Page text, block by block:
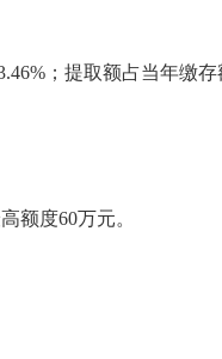
；提取额占当年缴存
额度60万元。